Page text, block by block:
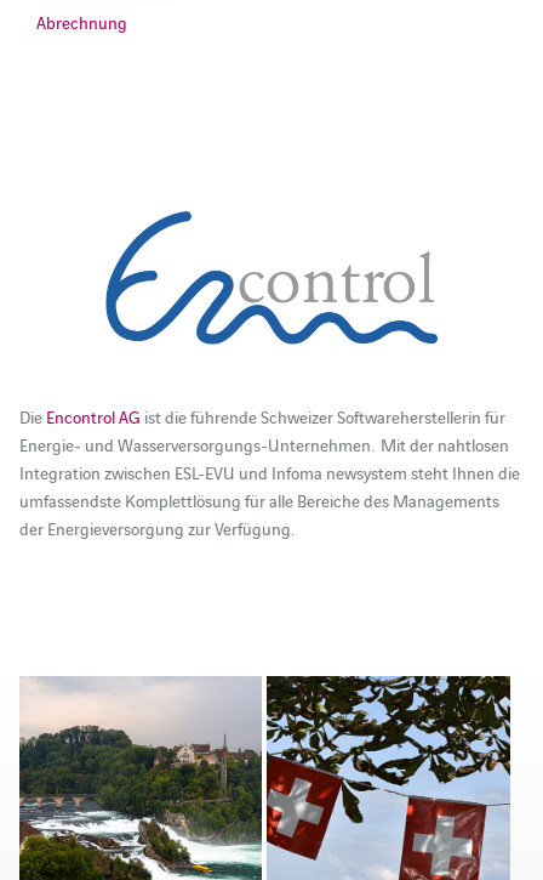
Abrechnung
Die Encontrol AG ist die führende Schweizer Softwareherstellerin für
Energie- und Wasserversorgungs-Unternehmen. Mit der nahtlosen
Integration zwischen ESL-EVU und Infoma newsystem steht Ihnen die
umfassendste Komplettlösung für alle Bereiche des Managements
der Energieversorgung zur Verfügung.